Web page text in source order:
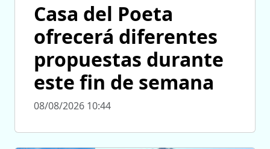
Casa del Poeta
ofrecerá diferentes
propuestas durante
este fin de semana
08/08/2026 10:44